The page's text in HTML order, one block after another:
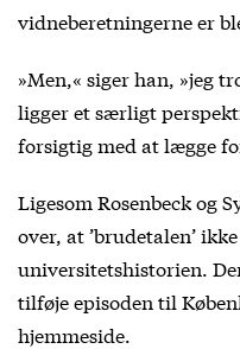
vidneberetningerne er
»Men,« siger han, »jeg
ligger et særligt
forsigtig med at lægge
Ligesom Rosenbeck og
over, at ’brudetalen’
universitetshistorien.
tilføje episoden til
hjemmeside.